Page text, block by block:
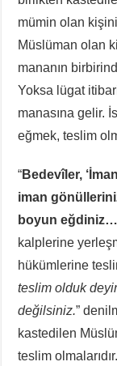
mümin olan
Müslüman olan
mananın
Yoksa lügat
manasına gelir.
eğmek, teslim
“Bedevîler,
iman
boyun
kalplerine
hükümlerine
teslim olduk
değilsiniz.”
kastedilen
teslim